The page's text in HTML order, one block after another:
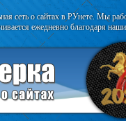
сеть о сайтах в РУнете. Мы
ежедневно благодаря